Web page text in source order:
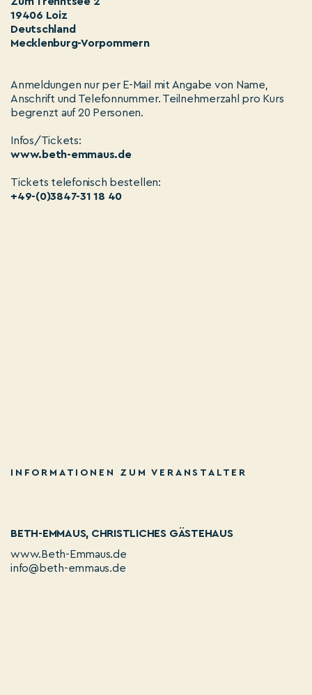
19406 Loiz
Deutschland
Mecklenburg-Vorpommern
Anmeldungen nur per E-Mail mit Angabe von Name,
Anschrift und Telefonnummer. Teilnehmerzahl pro Kurs
begrenzt auf 20 Personen.
Infos/Tickets:
www.beth-emmaus.de
Tickets telefonisch bestellen:
+49-(0)3847-31 18 40
INFORMATIONEN ZUM VERANSTALTER
BETH-EMMAUS, CHRISTLICHES GÄSTEHAUS
www.Beth-Emmaus.de
info@beth-emmaus.de